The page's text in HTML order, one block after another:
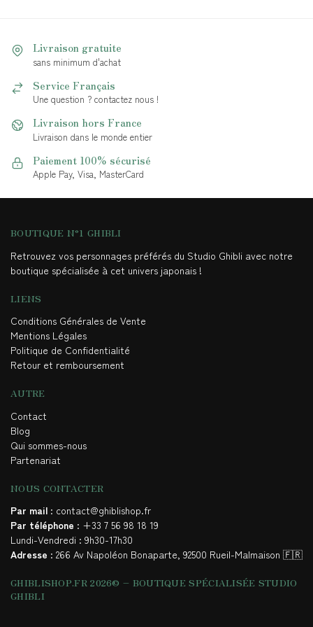
Livraison gratuite
sans minimum d'achat
Service Français
Une question ? contactez nous !
Livraison hors France
Livraison dans le monde entier
Paiement 100% sécurisé
Apple Pay, Visa, MasterCard
BOUTIQUE N°1 GHIBLI
Retrouvez vos personnages préférés du Studio Ghibli avec notre
boutique spécialisée à cet univers japonais !
LIENS
Conditions Générales de Vente
Mentions Légales
Politique de Confidentialité
Retour et remboursement
AUTRE
Contact
Blog
Qui sommes-nous
Partenariat
NOUS CONTACTER
Par mail : contact@ghiblishop.fr
Par téléphone : +33 7 56 98 18 19
Lundi-Vendredi : 9h30-17h30
Adresse : 266 Av Napoléon Bonaparte, 92500 Rueil-Malmaison 🇫🇷
GHIBLISHOP.FR 2026© – BOUTIQUE SPÉCIALISÉE STUDIO
GHIBLI